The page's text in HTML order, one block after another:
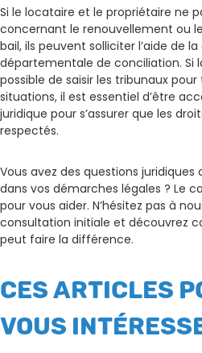
Si le locataire et le propriétaire ne
concernant le renouvellement ou
bail, ils peuvent solliciter l’aide de
départementale de conciliation. Si
possible de saisir les tribunaux
situations, il est essentiel d’être
juridique pour s’assurer que les
respectés.
Vous avez des questions juridiques
dans vos démarches légales ? Le
pour vous aider. N’hésitez pas à
consultation initiale et découvrez
peut faire la différence.
CES ARTICLES
VOUS